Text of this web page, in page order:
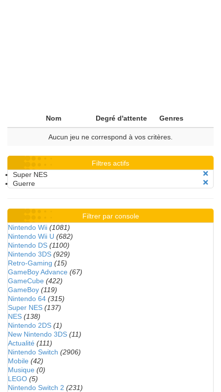
Nom Degré d'attente Genres
Aucun jeu ne correspond à vos critères.
Filtres actifs
Super NES
Guerre
Filtrer par console
Nintendo Wii (1081)
Nintendo Wii U (682)
Nintendo DS (1100)
Nintendo 3DS (929)
Retro-Gaming (15)
GameBoy Advance (67)
GameCube (422)
GameBoy (119)
Nintendo 64 (315)
Super NES (137)
NES (138)
Nintendo 2DS (1)
New Nintendo 3DS (11)
Actualité (111)
Nintendo Switch (2906)
Mobile (42)
Musique (0)
LEGO (5)
Nintendo Switch 2 (231)